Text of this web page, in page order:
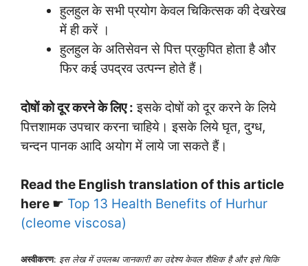
हुलहुल के सभी प्रयोग केवल चिकित्सक की देखरेख
में ही करें ।
हुलहुल के अतिसेवन से पित्त प्रकुपित होता है और
फिर कई उपद्रव उत्पन्न होते हैं।
दोषों को दूर करने के लिए : इसके दोषों को दूर करने के लिये
पित्तशामक उपचार करना चाहिये। इसके लिये घृत, दुग्ध,
चन्दन पानक आदि अयोग में लाये जा सकते हैं।
Read the English translation of this article
here ☛ Top 13 Health Benefits of Hurhur
(cleome viscosa)
अस्वीकरण: इस लेख में उपलब्ध जानकारी का उद्देश्य केवल शैक्षिक है और इसे चिकि